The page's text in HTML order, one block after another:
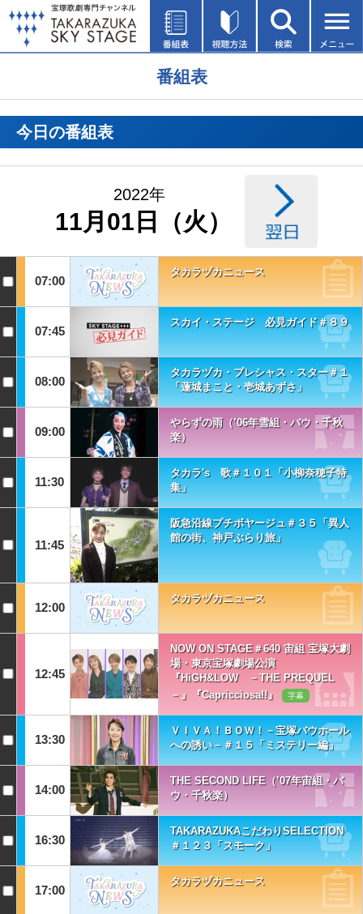
番組表
今日の番組表
2022年
11月01日（火）
07:00
タカラヅカニュース
07:45
スカイ・ステージ 必見ガイド＃８９
08:00
タカラヅカ・プレシャス・スター＃１
「蓮城まこと・壱城あずさ」
09:00
やらずの雨（’06年雪組・バウ・千秋
楽）
11:30
タカラ's 歌＃１０１「小柳奈穂子特
集」
11:45
阪急沿線プチボヤージュ＃３５「異人
館の街、神戸ぶらり旅」
12:00
タカラヅカニュース
12:45
NOW ON STAGE＃640 宙組 宝塚大劇
場・東京宝塚劇場公演
『HiGH&LOW －THE PREQUEL
－』『Capricciosa!!』
字幕
13:30
ＶＩＶＡ！ＢＯＷ！－宝塚バウホール
への誘い－＃１５「ミステリー編」
14:00
THE SECOND LIFE（’07年宙組・バ
ウ・千秋楽）
16:30
TAKARAZUKAこだわりSELECTION
＃１２３「スモーク」
17:00
タカラヅカニュース